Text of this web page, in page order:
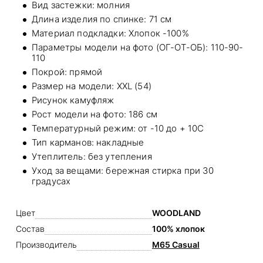
Вид застежки: молния
Длина изделия по спинке: 71 см
Материал подкладки: Хлопок -100%
Параметры модели на фото (ОГ-ОТ-ОБ): 110-90-
110
Покрой: прямой
Размер на модели: XXL (54)
Рисунок камуфляж
Рост модели на фото: 186 см
Температурный режим: от -10 до + 10С
Тип карманов: накладные
Утеплитель: без утепления
Уход за вещами: бережная стирка при 30
градусах
Цвет
WOODLAND
Состав
100% хлопок
Производитель
M65 Casual